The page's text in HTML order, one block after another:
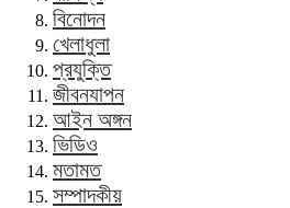
বিনোদন
খেলাধুলা
প্রযুক্তি
জীবনযাপন
আইন অঙ্গন
ভিডিও
মতামত
সম্পাদকীয়